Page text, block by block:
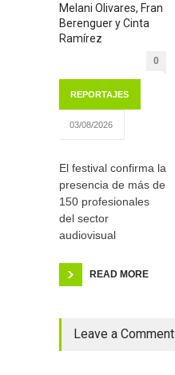
Melani Olivares, Fran
Berenguer y Cinta
Ramírez
0
REPORTAJES
03/08/2026
El festival confirma la
presencia de más de
150 profesionales
del sector
audiovisual
READ MORE
Leave a Comment